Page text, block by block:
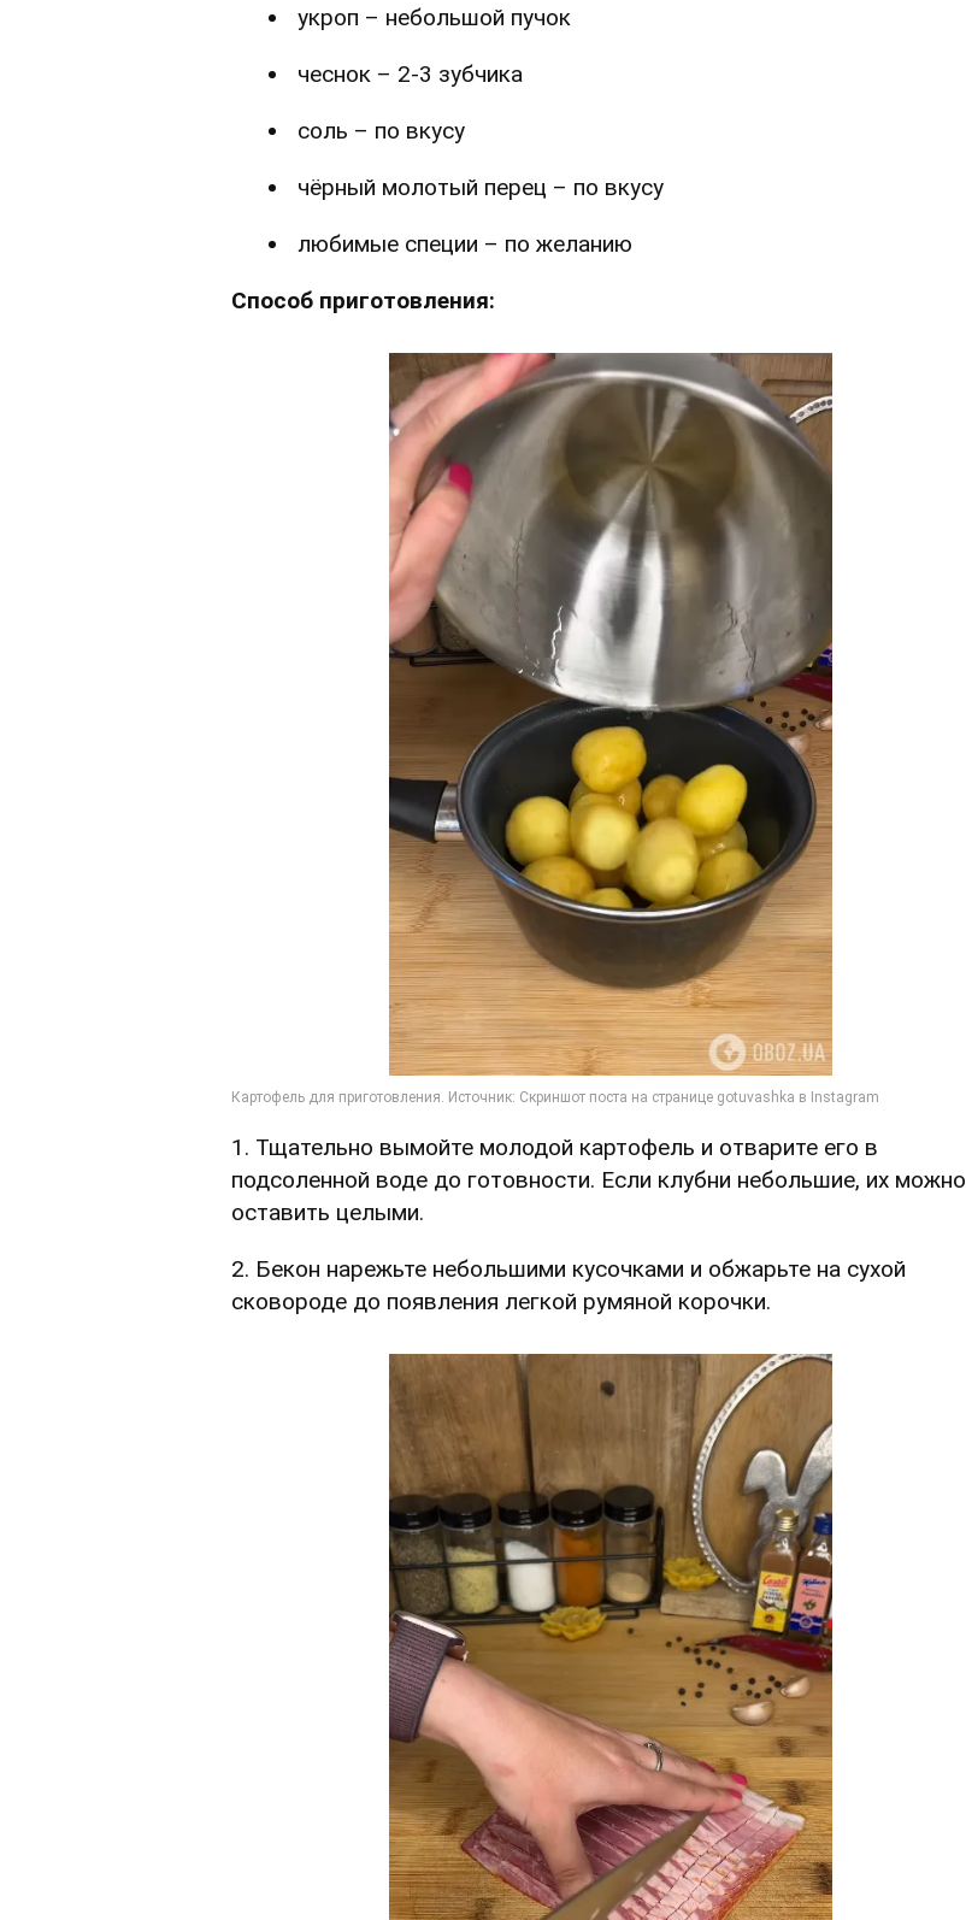
укроп – небольшой пучок
чеснок – 2-3 зубчика
соль – по вкусу
чёрный молотый перец – по вкусу
любимые специи – по желанию
Способ приготовления:
1. Тщательно вымойте молодой картофель и отварите его в
подсоленной воде до готовности. Если клубни небольшие, их можно
оставить целыми.
2. Бекон нарежьте небольшими кусочками и обжарьте на сухой
сковороде до появления легкой румяной корочки.